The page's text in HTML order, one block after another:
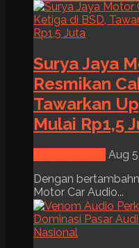
Surya Jaya
Resmikan
Tawarkan
Mulai Rp1,5
Aug
Dengan
Motor Car Audio...